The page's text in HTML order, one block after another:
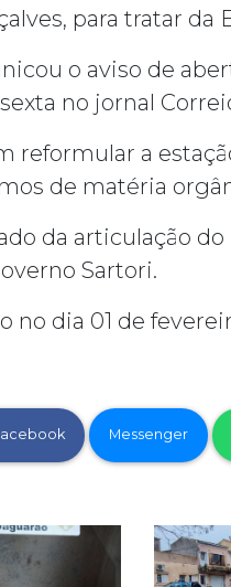
para tratar
o aviso de
no jornal
reformular a
de matéria
da articulação
Sartori.
no dia 01 de
Messenger